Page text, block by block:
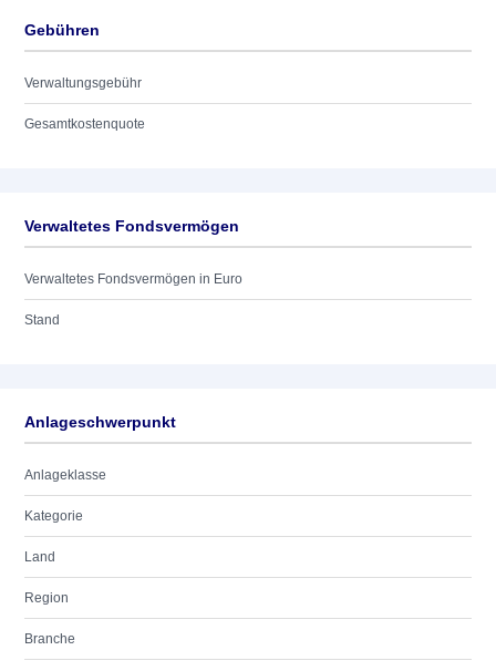
Gebühren
Verwaltungsgebühr
Gesamtkostenquote
Verwaltetes Fondsvermögen
Verwaltetes Fondsvermögen in Euro
Stand
Anlageschwerpunkt
Anlageklasse
Kategorie
Land
Region
Branche